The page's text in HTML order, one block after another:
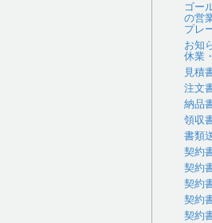
ゴー
の営
プレ
お知
休業
見積
注文
納品
領収
書類
契約
契約
契約
契約
契約